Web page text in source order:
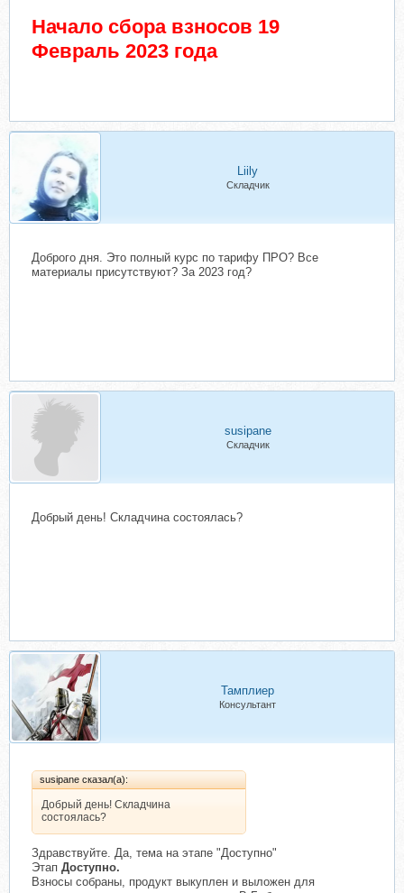
Начало сбора взносов 19
Февраль 2023 года
Liily
Складчик
Доброго дня. Это полный курс по тарифу ПРО? Все
материалы присутствуют? За 2023 год?
susipane
Складчик
Добрый день! Складчина состоялась?
Тамплиер
Консультант
susipane сказал(а):
Добрый день! Складчина
состоялась?
Здравствуйте. Да, тема на этапе "Доступно"
Этап Доступно.
Взносы собраны, продукт выкуплен и выложен для